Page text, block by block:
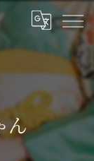
ん